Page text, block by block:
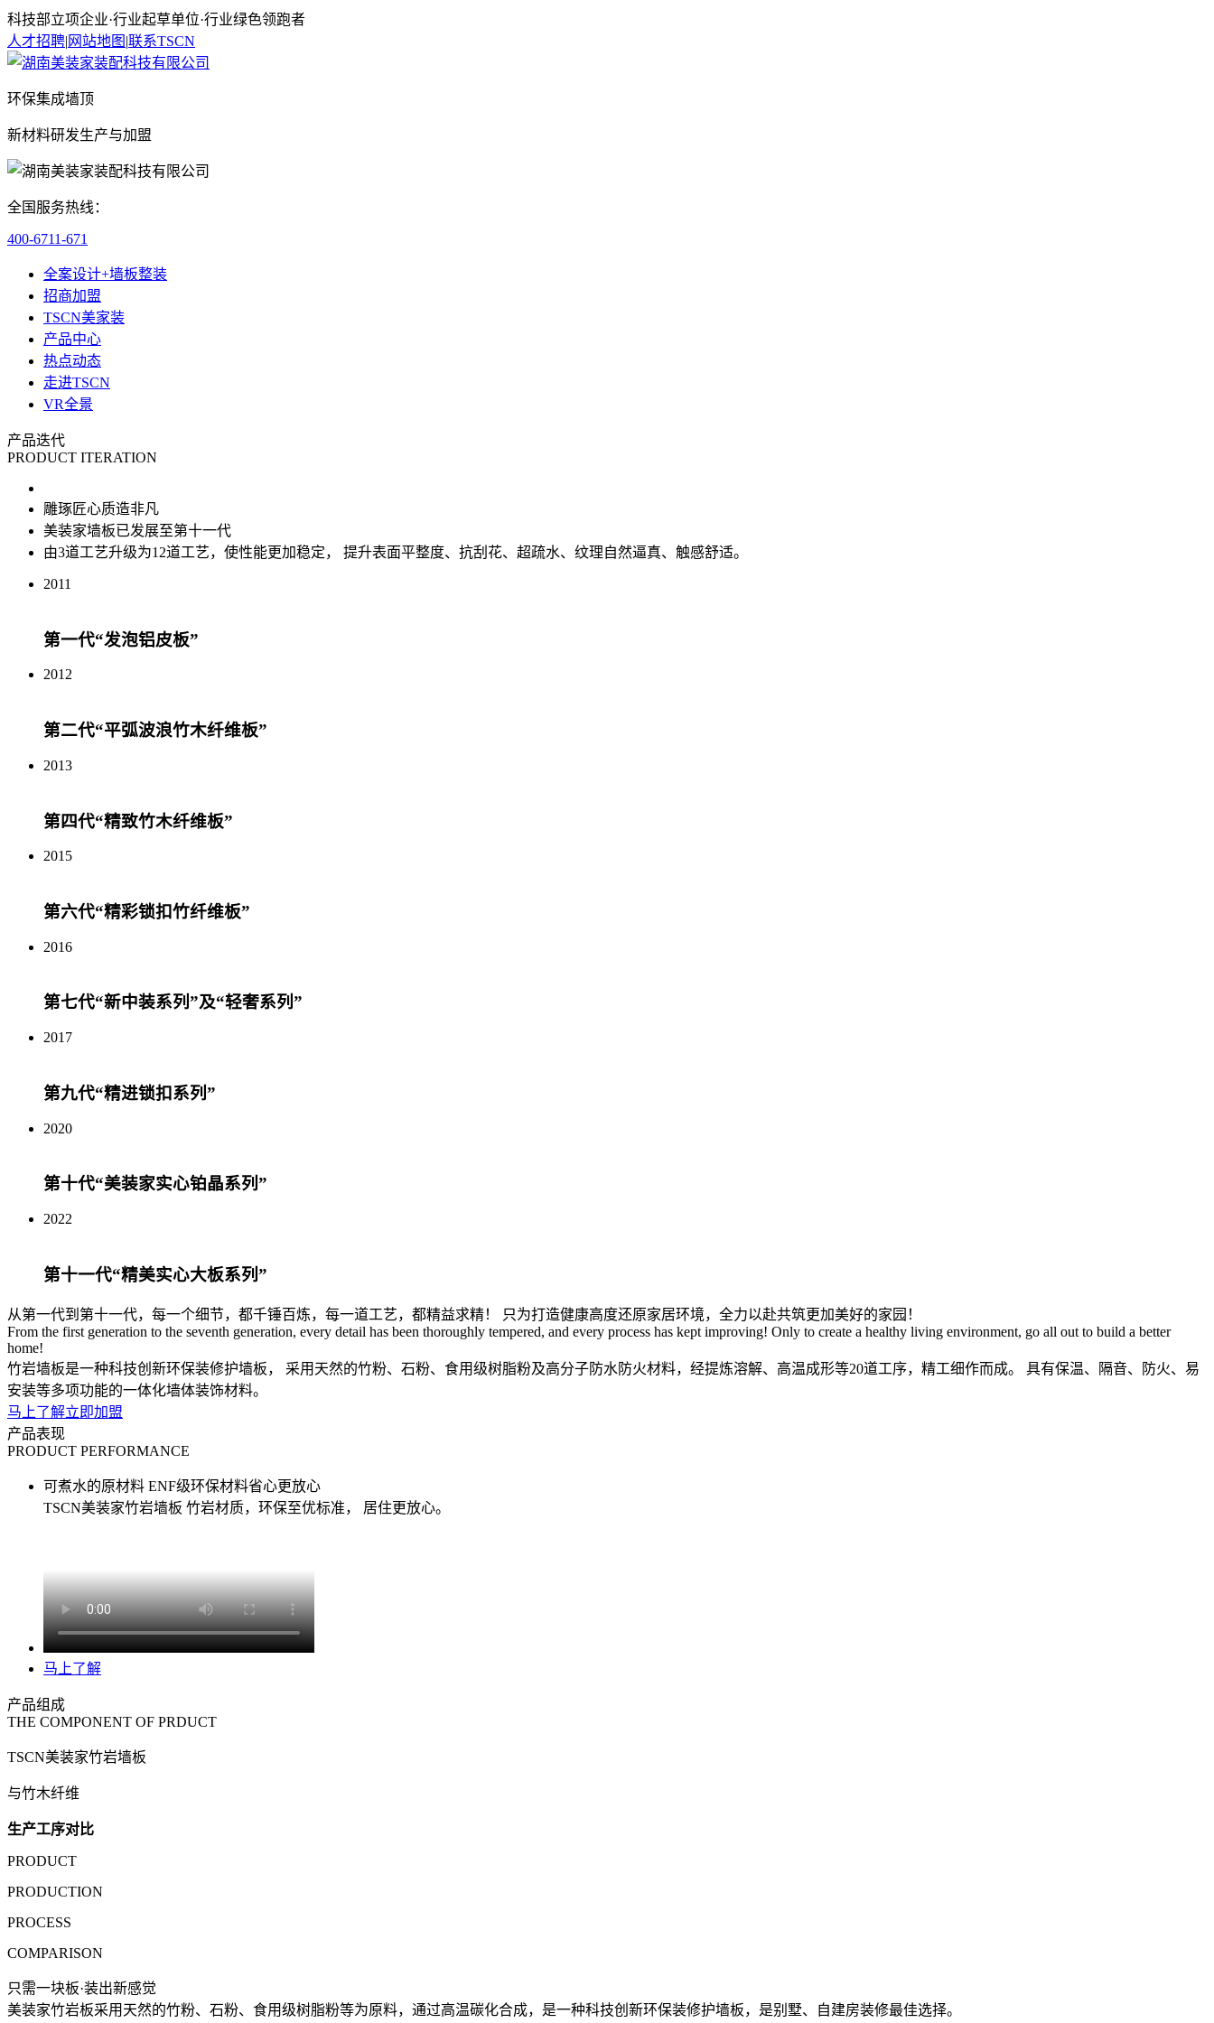
科技部立项企业·行业起草单位·行业绿色领跑者
人才招聘| 网站地图 |联系TSCN
环保集成墙顶
新材料研发生产与加盟
全国服务热线：
400-6711-671
全案设计+墙板整装
招商加盟
TSCN美家装
产品中心
热点动态
走进TSCN
VR全景
产品迭代
PRODUCT ITERATION
雕琢匠心质造非凡
美装家墙板已发展至第十一代
由3道工艺升级为12道工艺，使性能更加稳定，
提升表面平整度、抗刮花、超疏水、纹理自然逼真、触感舒适。
2011
第一代“发泡铝皮板”
2012
第二代“平弧波浪竹木纤维板”
2013
第四代“精致竹木纤维板”
2015
第六代“精彩锁扣竹纤维板”
2016
第七代“新中装系列”及“轻奢系列”
2017
第九代“精进锁扣系列”
2020
第十代“美装家实心铂晶系列”
2022
第十一代“精美实心大板系列”
从第一代到第十一代，每一个细节，都千锤百炼，每一道工艺，都精益求精！
只为打造健康高度还原家居环境，全力以赴共筑更加美好的家园！
From the first generation to the seventh generation, every detail has been thoroughly tempered, and every process has kept improving! Only to create a healthy living environment, go all out to build a better
home!
竹岩墙板是一种科技创新环保装修护墙板，
采用天然的竹粉、石粉、食用级树脂粉及高分子防水防火材料，经提炼溶解、高温成形等20道工序，精工细作而成。
具有保温、隔音、防火、易
安装等多项功能的一体化墙体装饰材料。
马上了解立即加盟
产品表现
PRODUCT PERFORMANCE
可煮水的原材料 ENF级环保材料省心更放心
TSCN美装家竹岩墙板 竹岩材质，环保至优标准， 居住更放心。
马上了解
产品组成
THE COMPONENT OF PRDUCT
TSCN美装家竹岩墙板
与竹木纤维
生产工序对比
PRODUCT
PRODUCTION
PROCESS
COMPARISON
只需一块板·装出新感觉
美装家竹岩板采用天然的竹粉、石粉、食用级树脂粉等为原料，通过高温碳化合成，是一种科技创新环保装修护墙板，是别墅、自建房装修最佳选择。